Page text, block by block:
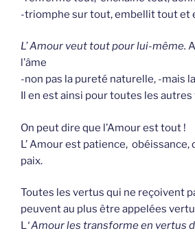
-triomphe sur tout, embellit tout et
L’ Amour veut tout pour lui-même.
l’âme
-non pas la pureté naturelle, -mais
Il en est ainsi pour toutes les autres
On peut dire que l’Amour est tout !
L’ Amour est patience, obéissance,
paix.
Toutes les vertus qui ne reçoivent
peuvent au plus être appelées
L‘ Amour les transforme en vertus